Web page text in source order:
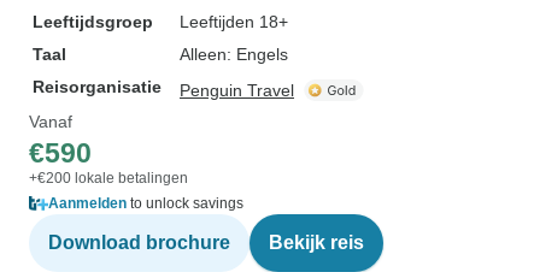
Leeftijdsgroep
Leeftijden 18+
Taal
Alleen: Engels
Reisorganisatie
Penguin Travel
Vanaf
€590
+€200 lokale betalingen
Aanmelden to unlock savings
Download brochure Bekijk reis